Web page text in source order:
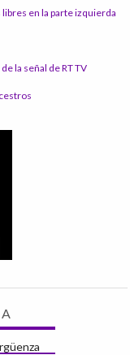
en la parte izquierda
la señal de RT TV